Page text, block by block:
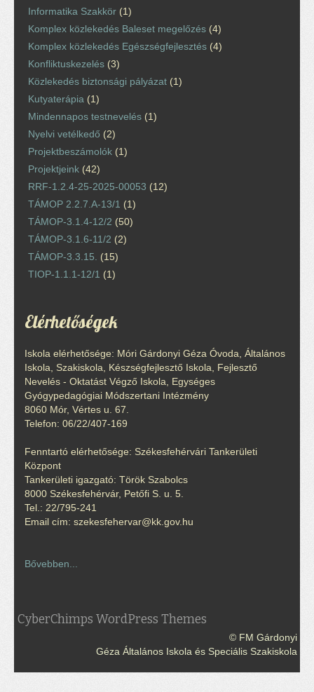
Informatika Szakkör (1)
Komplex közlekedés Baleset megelőzés (4)
Komplex közlekedés Egészségfejlesztés (4)
Konfliktuskezelés (3)
Közlekedés biztonsági pályázat (1)
Kutyaterápia (1)
Mindennapos testnevelés (1)
Nyelvi vetélkedő (2)
Projektbeszámolók (1)
Projektjeink (42)
RRF-1.2.4-25-2025-00053 (12)
TÁMOP 2.2.7.A-13/1 (1)
TÁMOP-3.1.4-12/2 (50)
TÁMOP-3.1.6-11/2 (2)
TÁMOP-3.3.15.
(15)
TIOP-1.1.1-12/1 (1)
Elérhetőségek
Iskola elérhetősége: Móri Gárdonyi Géza Óvoda, Általános
Iskola, Szakiskola, Készségfejlesztő Iskola, Fejlesztő
Nevelés - Oktatást Végző Iskola, Egységes
Gyógypedagógiai Módszertani Intézmény
8060 Mór, Vértes u. 67.
Telefon: 06/22/407-169
Fenntartó elérhetősége: Székesfehérvári Tankerületi
Központ
Tankerületi igazgató: Török Szabolcs
8000 Székesfehérvár, Petőfi S. u. 5.
Tel.: 22/795-241
Email cím: szekesfehervar@kk.gov.hu
Bővebben...
CyberChimps WordPress Themes
© FM Gárdonyi
Géza Általános Iskola és Speciális Szakiskola